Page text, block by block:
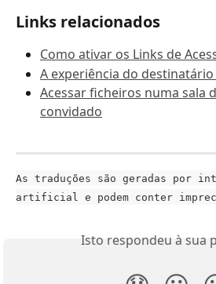
Links relacionados
Como ativar os Links de
A experiência do
Acessar ficheiros numa sala
convidado
As traduções são geradas por
artificial e podem conter
Isto respondeu à sua